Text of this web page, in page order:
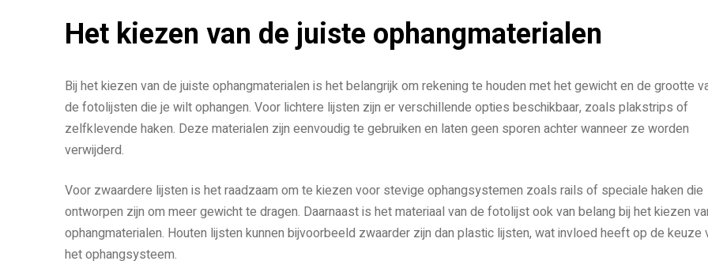
Het kiezen van de juiste ophangmaterialen
Bij het kiezen van de juiste ophangmaterialen is het belangrijk om rekening te houden met het gewicht en de grootte
de fotolijsten die je wilt ophangen. Voor lichtere lijsten zijn er verschillende opties beschikbaar, zoals plakstrips of
zelfklevende haken. Deze materialen zijn eenvoudig te gebruiken en laten geen sporen achter wanneer ze worden
verwijderd.
Voor zwaardere lijsten is het raadzaam om te kiezen voor stevige ophangsystemen zoals rails of speciale haken die
ontworpen zijn om meer gewicht te dragen. Daarnaast is het materiaal van de fotolijst ook van belang bij het kiezen
ophangmaterialen. Houten lijsten kunnen bijvoorbeeld zwaarder zijn dan plastic lijsten, wat invloed heeft op de keuze
het ophangsysteem.